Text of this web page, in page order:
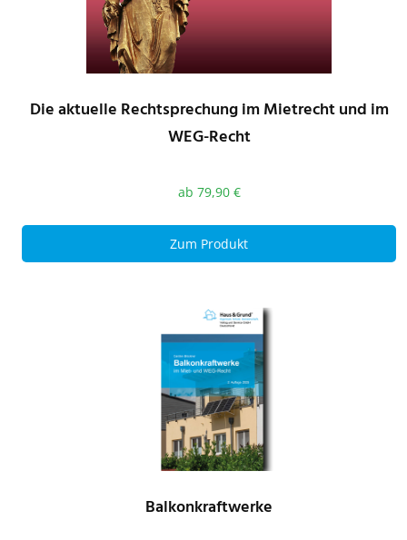
Die aktuelle Rechtsprechung im Mietrecht und im
WEG-Recht
ab 79,90 €
Zum Produkt
Balkonkraftwerke